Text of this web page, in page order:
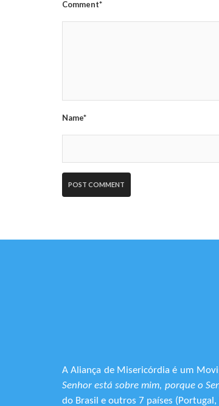
Comment*
Name*
A Aliança de Misericórdia é um
Senhor está sobre mim, porque o
do Brasil e outros 7 países